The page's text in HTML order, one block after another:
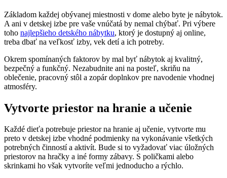
Základom každej obývanej miestnosti v dome alebo byte je nábytok.
A ani v detskej izbe pre vaše vnúčatá by nemal chýbať. Pri výbere
toho najlepšieho detského nábytku, ktorý je dostupný aj online,
treba dbať na veľkosť izby, vek detí a ich potreby.
Okrem spomínaných faktorov by mal byť nábytok aj kvalitný,
bezpečný a funkčný. Nezabudnite ani na posteľ, skriňu na
oblečenie, pracovný stôl a zopár doplnkov pre navodenie vhodnej
atmosféry.
Vytvorte priestor na hranie a učenie
Každé dieťa potrebuje priestor na hranie aj učenie, vytvorte mu
preto v detskej izbe vhodné podmienky na vykonávanie všetkých
potrebných činností a aktivít. Bude si to vyžadovať viac úložných
priestorov na hračky a iné formy zábavy. S poličkami alebo
skrinkami ho však vytvoríte veľmi jednoducho a rýchlo.